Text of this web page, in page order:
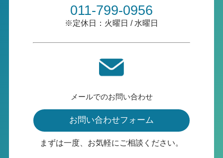
011-799-0956
※定休日：火曜日 / 水曜日
メールでのお問い合わせ
お問い合わせフォーム
まずは一度、お気軽にご相談ください。